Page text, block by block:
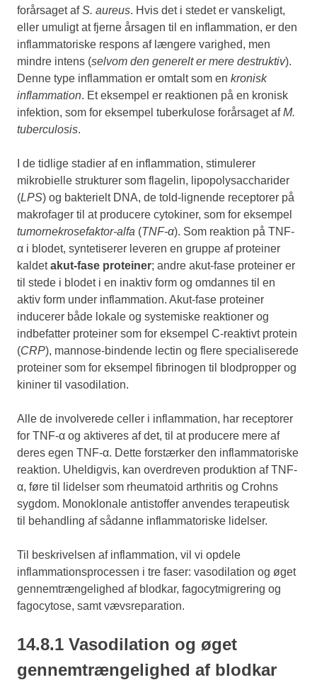
forårsaget afS. aureus. Hvis det i stedet er vanskeligt,
eller umuligt at fjerne årsagen til en inflammation, er den
inflammatoriske respons af længere varighed, men
mindre intens (selvom den generelt er mere destruktiv).
Denne type inflammation er omtalt som en kronisk
inflammation. Et eksempel er reaktionen på en kronisk
infektion, som for eksempel tuberkulose forårsaget afM.
tuberculosis.
I de tidlige stadier af en inflammation, stimulerer
mikrobielle strukturer som flagelin, lipopolysaccharider
(LPS) og bakterielt DNA, de told-lignende receptorer på
makrofager til at producere cytokiner, som for eksempel
tumornekrosefaktor-alfa (TNF-α). Som reaktion på TNF-
α i blodet, syntetiserer leveren en gruppe af proteiner
kaldetakut-fase proteiner; andre akut-fase proteiner er
til stede i blodet i en inaktiv form og omdannes til en
aktiv form under inflammation. Akut-fase proteiner
inducerer både lokale og systemiske reaktioner og
indbefatter proteiner som for eksempel C-reaktivt protein
(CRP), mannose-bindende lectin og flere specialiserede
proteiner som for eksempel fibrinogen til blodpropper og
kininer til vasodilation.
Alle de involverede celler i inflammation, har receptorer
for TNF-α og aktiveres af det, til at producere mere af
deres egen TNF-α. Dette forstærker den inflammatoriske
reaktion. Uheldigvis, kan overdreven produktion af TNF-
α, føre til lidelser som rheumatoid arthritis og Crohns
sygdom. Monoklonale antistoffer anvendes terapeutisk
til behandling af sådanne inflammatoriske lidelser.
Til beskrivelsen af inflammation, vil vi opdele
inflammationsprocessen i tre faser: vasodilation og øget
gennemtrængelighed af blodkar, fagocytmigrering og
fagocytose, samt vævsreparation.
14.8.1 Vasodilation og øget
gennemtrængelighed af blodkar